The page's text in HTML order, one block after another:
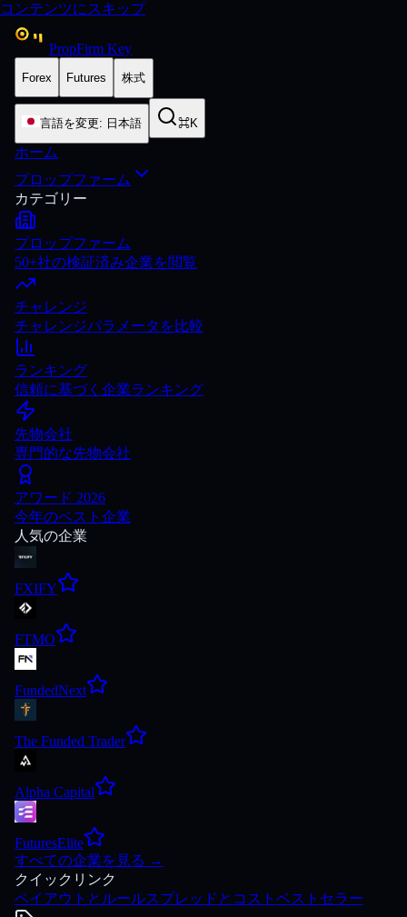
コンテンツにスキップ
PropFirm Key
Forex Futures 株式
言語を変更: 日本語 ⌘K
ホーム
プロップファーム
カテゴリー
プロップファーム
50+社の検証済み企業を閲覧
チャレンジ
チャレンジパラメータを比較
ランキング
信頼に基づく企業ランキング
先物会社
専門的な先物会社
アワード 2026
今年のベスト企業
人気の企業
FXIFY
FTMO
FundedNext
The Funded Trader
Alpha Capital
FuturesElite
すべての企業を見る →
クイックリンク
ペイアウトとルールスプレッドとコスト ベストセラー